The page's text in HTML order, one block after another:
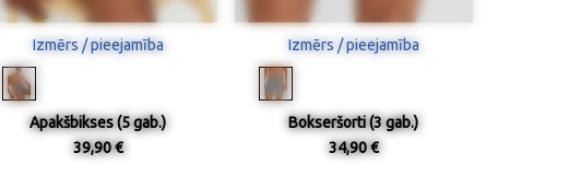
Izmērs / pieejamība
Apakšbikses (5 gab.)
39,90 €
Izmērs / pieejamība
Bokseršorti (3 gab.)
34,90 €